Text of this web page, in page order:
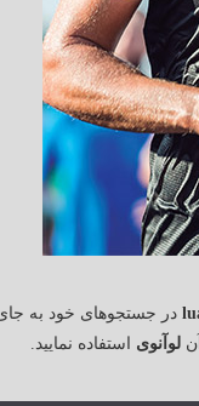
در جستجوهای خود به
لوآنوی استفاده نمایید.